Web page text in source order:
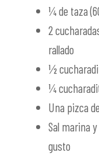
¼ de taza
2
rallado
½
¼
Una pizca
Sal marina
gusto